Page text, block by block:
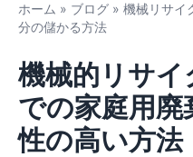
ホーム » ブログ » 機械リサイ
分の儲かる方法
機械的リサ
での家庭用廃
性の高い方法